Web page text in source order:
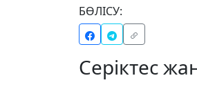
БӨЛІСУ:
Серіктес